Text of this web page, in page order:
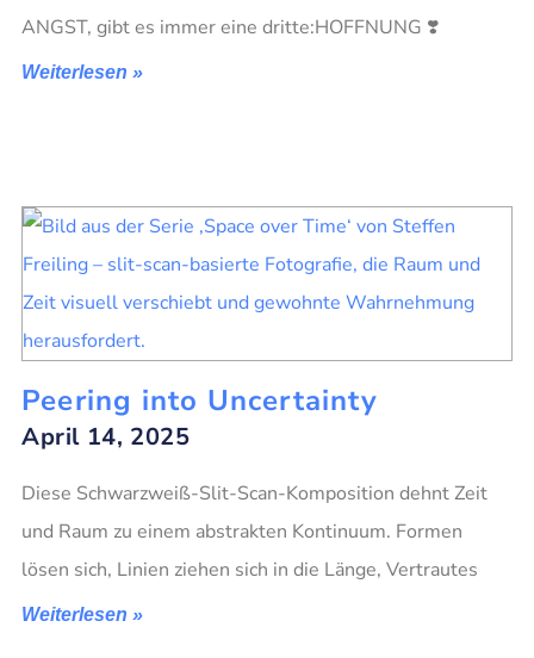
ANGST, gibt es immer eine dritte:HOFFNUNG ❣️
Weiterlesen »
Peering into Uncertainty
April 14, 2025
Diese Schwarzweiß-Slit-Scan-Komposition dehnt Zeit
und Raum zu einem abstrakten Kontinuum. Formen
lösen sich, Linien ziehen sich in die Länge, Vertrautes
Weiterlesen »